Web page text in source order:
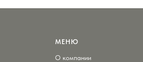
МЕНЮ
О компании